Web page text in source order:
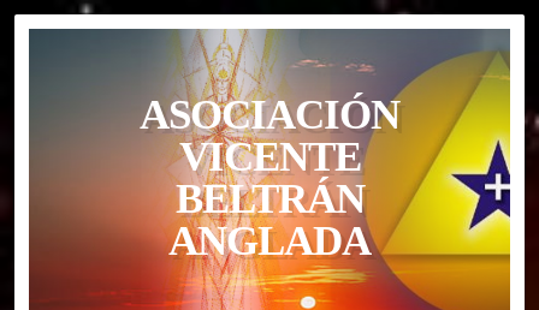
ASOCIACIÓN
VICENTE
BELTRÁN
ANGLADA